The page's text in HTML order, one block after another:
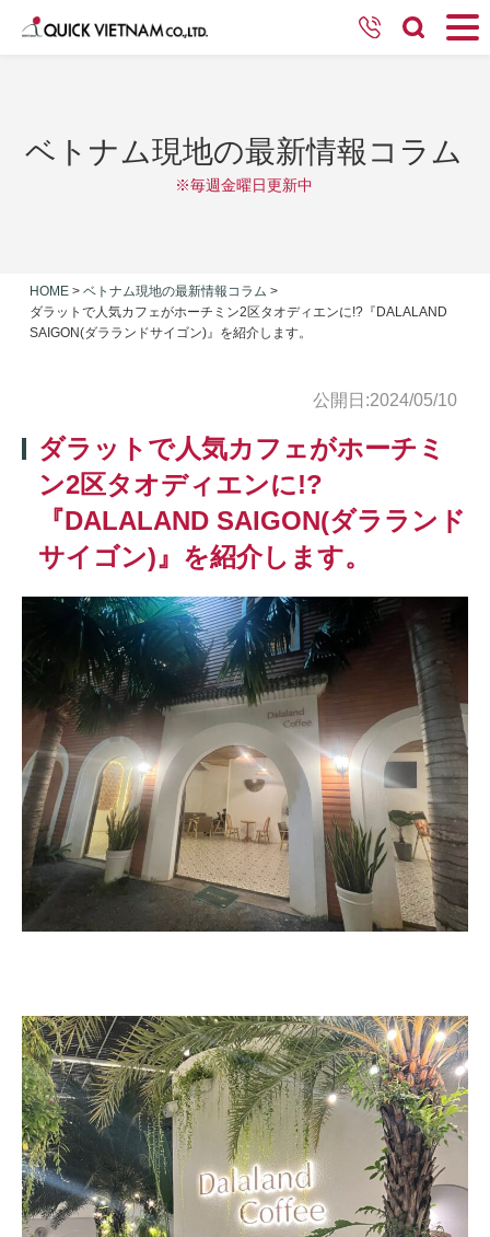
ベトナム現地の最新情報コラム
※毎週金曜日更新中
HOME > ベトナム現地の最新情報コラム >
ダラットで人気カフェがホーチミン2区タオディエンに!?『DALALAND
SAIGON(ダラランドサイゴン)』を紹介します。
公開日:2024/05/10
ダラットで人気カフェがホーチミ
ン2区タオディエンに!?
『DALALAND SAIGON(ダラランド
サイゴン)』を紹介します。